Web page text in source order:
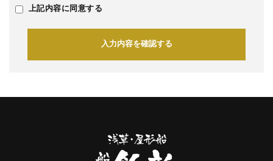
上記内容に同意する
入力内容を確認する